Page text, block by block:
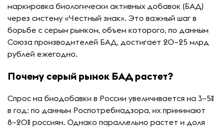
маркировка биологически активных добавок (БАД)
через систему «Честный знак». Это важный шаг в
борьбе с серым рынком, объем которого, по данным
Союза производителей БАД, достигает 20–25 млрд
рублей ежегодно.
Почему серый рынок БАД растет?
Спрос на биодобавки в России увеличивается на 3–5%
в год: по данным Роспотребнадзора, их принимают
8–20% россиян. Однако параллельно растет и доля